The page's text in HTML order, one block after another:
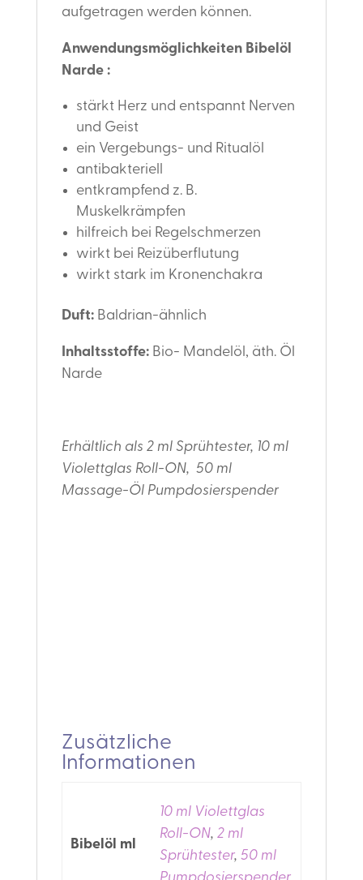
aufgetragen werden können.
Anwendungsmöglichkeiten Bibelöl
Narde :
stärkt Herz und entspannt Nerven
und Geist
ein Vergebungs- und Ritualöl
antibakteriell
entkrampfend z. B.
Muskelkrämpfen
hilfreich bei Regelschmerzen
wirkt bei Reizüberflutung
wirkt stark im Kronenchakra
Duft:Baldrian-ähnlich
Inhaltsstoffe: Bio- Mandelöl, äth. Öl
Narde
Erhältlich als 2 ml Sprühtester, 10 ml
Violettglas Roll-ON, 50 ml
Massage-Öl Pumpdosierspender
Zusätzliche
Informationen
Bibelöl ml
10 ml Violettglas
Roll-ON,2 ml
Sprühtester,50 ml